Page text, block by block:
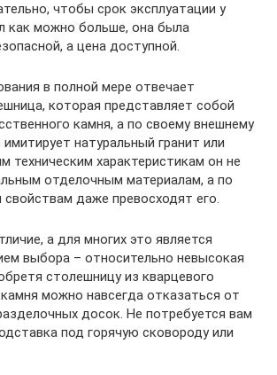
чтобы срок эксплуатации у
как можно больше, она была
а цена доступной.
в полной мере отвечает
которая представляет собой
камня, а по своему внешнему
натуральный гранит или
техническим характеристикам он не
отделочным материалам, а по
даже превосходят его.
а для многих это является
выбора – относительно невысокая
столешницу из кварцевого
можно навсегда отказаться от
досок. Не потребуется вам
под горячую сковороду или